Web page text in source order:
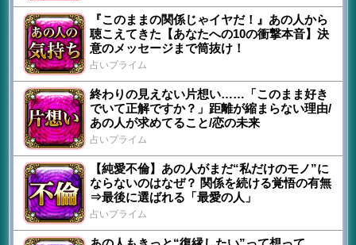
『このままの関係じゃイヤだ！』あの人から
聴こえてきた【あなたへの10の衝撃本音】決
意のメッセージまで筒抜け！
占いプライム
終わりの見えない片想い……「このまま好き
でいて正解ですか？」距離が縮まらない理由/
あの人が求めてること/恋の未来
占いプライム
【純愛不倫】あの人がまだ“私だけのモノ”に
ならないのはなぜ？ 関係を続ける覚悟の有無
⇒最後に選ばれる「最愛の人」
占いプライム